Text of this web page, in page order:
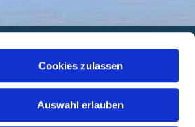
Cookies zulassen
Auswahl erlauben